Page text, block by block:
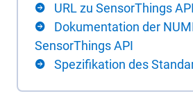
URL zu SensorThings API
Dokumentation der
SensorThings API
Spezifikation des